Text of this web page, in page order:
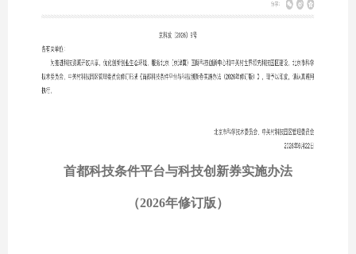
首都科技条件平台与科技创新券实施办法
（2026年修订版）